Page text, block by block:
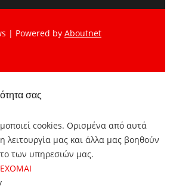
| Powered by Aboutnet
σας
cookies. Ορισμένα από αυτά
λειτουργία μας και άλλα μας βοηθούν
των υπηρεσιών μας.